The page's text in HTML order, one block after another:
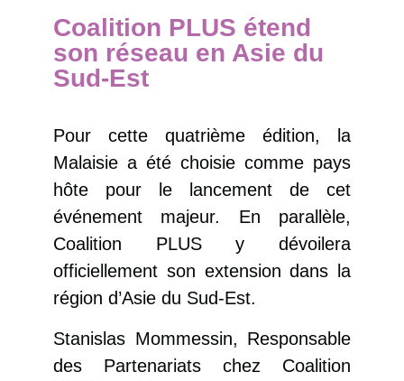
Coalition PLUS étend
son réseau en Asie du
Sud-Est
Pour cette quatrième édition, la
Malaisie a été choisie comme pays
hôte pour le lancement de cet
événement majeur. En parallèle,
Coalition PLUS y dévoilera
officiellement son extension dans la
région d’Asie du Sud-Est.
Stanislas Mommessin, Responsable
des Partenariats chez Coalition